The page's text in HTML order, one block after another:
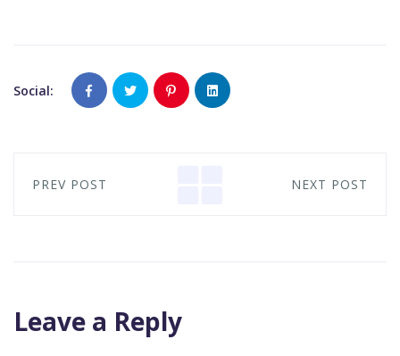
Social:
PREV POST NEXT POST
Leave a Reply